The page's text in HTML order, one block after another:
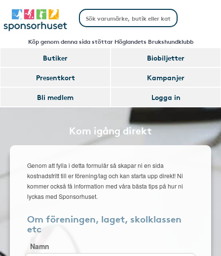
Köp genom denna sida stöttar Höglandets Brukshundklubb
Butiker
Biobiljetter
Presentkort
Kampanjer
Bli medlem
Logga in
Kom igång direkt
Genom att fylla i detta formulär så skapar ni en sida
kostnadsfritt till er förening/lag och kan starta upp direkt! Ni
kommer också få information med våra bästa tips på hur ni
lyckas med Sponsorhuset.
Om föreningen, laget, skolklassen
etc
Namn